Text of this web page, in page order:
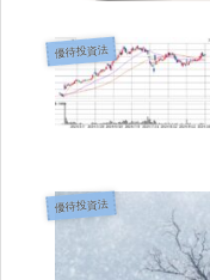
優待投資法
優待投資法